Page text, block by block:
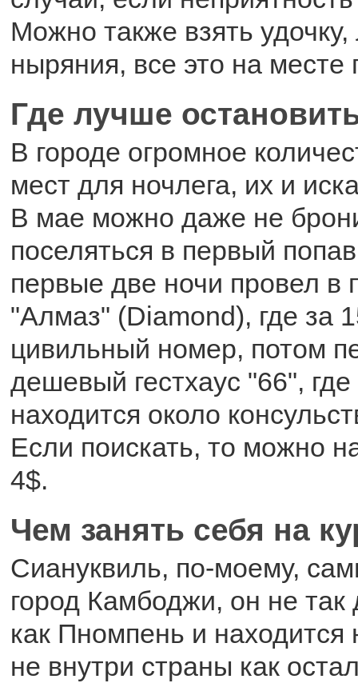
Можно также взять
ныряния, все это на месте
Где лучше
В городе огромное
мест для ночлега, их и
В мае можно даже не
поселяться в первый
первые две ночи провел в
"Алмаз" (Diamond), где за
цивильный номер, потом
дешевый гестхаус "66",
находится около
Если поискать, то можно
4$.
Чем занять себя на
Сиануквиль, по-моему,
город Камбоджи, он не
как Пномпень и находится
не внутри страны как